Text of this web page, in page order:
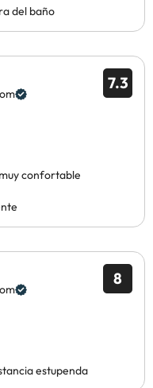
del baño
7.3
confortable
8
estupenda